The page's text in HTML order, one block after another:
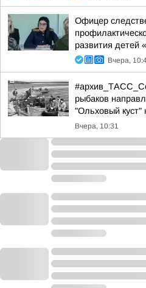
Офицер
развития детей
Вчера,
рыбаков
"Ольховый куст"
Вчера, 10:31